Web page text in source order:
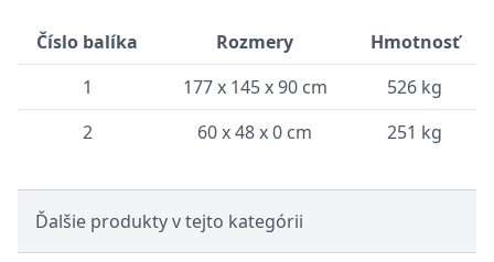
Číslo balíka Rozmery
Hmotnosť
1
177 x 145 x 90 cm
526 kg
2
60 x 48 x 0 cm 251 kg
Ďalšie produkty v tejto kategórii